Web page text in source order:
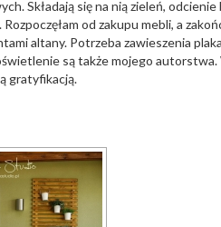
Składają się na nią zieleń,
od zakupu mebli, a
altany. Potrzeba zawieszenia
są także mojego
gratyfikacją.